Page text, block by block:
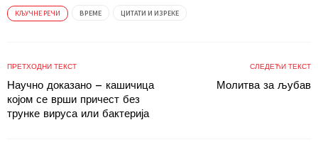
КЉУЧНЕ РЕЧИ ВРЕМЕ ЦИТАТИ И ИЗРЕКЕ
ПРЕТХОДНИ ТЕКСТ
Научно доказано – кашичица
којом се врши причест без
трунке вируса или бактерија
СЛЕДЕЋИ ТЕКСТ
Молитва за љубав